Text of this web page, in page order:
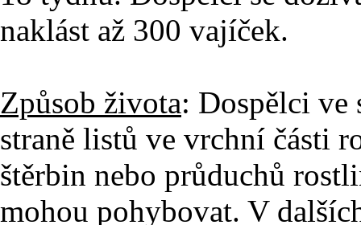
naklást až 300 vajíček.
Způsob života: Dospělci ve
straně listů ve vrchní části
štěrbin nebo průduchů
mohou pohybovat. V